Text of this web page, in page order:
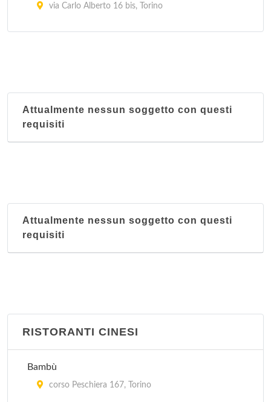
via Carlo Alberto 16 bis, Torino
piazza della Repubblica 24, Torino
Attualmente nessun soggetto con questi
requisiti
Attualmente nessun soggetto con questi
requisiti
RISTORANTI CINESI
Bambù
corso Peschiera 167, Torino